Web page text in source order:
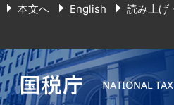
本文へ English 読み上